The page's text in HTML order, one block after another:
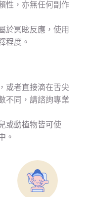
性，亦無任何副作
於冥眩反應，使用
程度。
或者直接滴在舌尖
不同，請諮詢專業
或動植物皆可使
。